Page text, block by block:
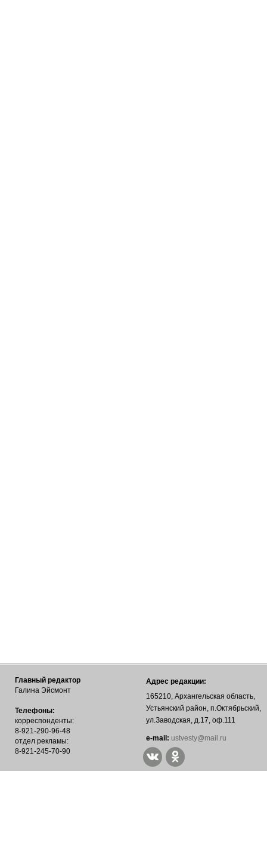
Главный редактор
Галина Эйсмонт
Телефоны:
корреспонденты:
8-921-290-96-48
отдел рекламы:
8-921-245-70-90
Адрес редакции:
165210, Архангельская область,
Устьянский район, п.Октябрьский,
ул.Заводская, д.17, оф.111
е-mail: ustvesty@mail.ru